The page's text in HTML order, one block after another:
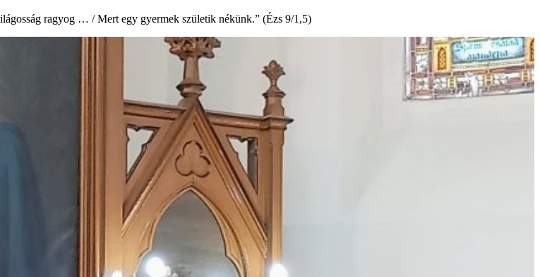
ragyog … / Mert egy gyermek születik nékünk.” (Ézs 9/1,5)